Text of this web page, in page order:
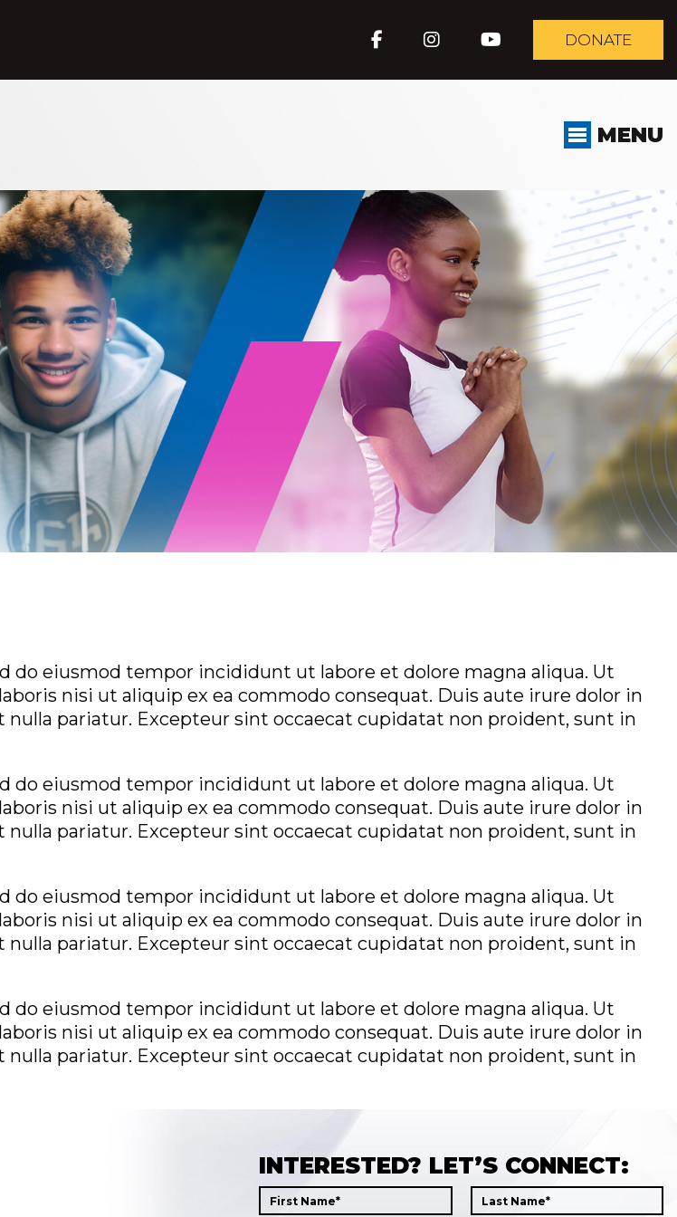
DONATE
MENU
do eiusmod tempor incididunt ut labore et dolore magna aliqua. Ut
nisi ut aliquip ex ea commodo consequat. Duis aute irure dolor in
pariatur. Excepteur sint occaecat cupidatat non proident, sunt in
do eiusmod tempor incididunt ut labore et dolore magna aliqua. Ut
nisi ut aliquip ex ea commodo consequat. Duis aute irure dolor in
pariatur. Excepteur sint occaecat cupidatat non proident, sunt in
do eiusmod tempor incididunt ut labore et dolore magna aliqua. Ut
nisi ut aliquip ex ea commodo consequat. Duis aute irure dolor in
pariatur. Excepteur sint occaecat cupidatat non proident, sunt in
do eiusmod tempor incididunt ut labore et dolore magna aliqua. Ut
nisi ut aliquip ex ea commodo consequat. Duis aute irure dolor in
pariatur. Excepteur sint occaecat cupidatat non proident, sunt in
INTERESTED? LET’S CONNECT: